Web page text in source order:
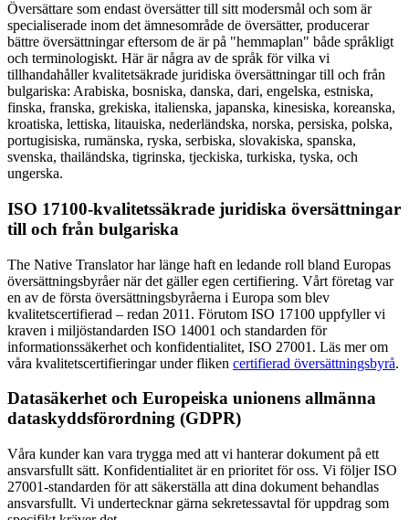
Översättare som endast översätter till sitt modersmål och som är
specialiserade inom det ämnesområde de översätter, producerar
bättre översättningar eftersom de är på "hemmaplan" både språkligt
och terminologiskt. Här är några av de språk för vilka vi
tillhandahåller kvalitetsäkrade juridiska översättningar till och från
bulgariska: Arabiska, bosniska, danska, dari, engelska, estniska,
finska, franska, grekiska, italienska, japanska, kinesiska, koreanska,
kroatiska, lettiska, litauiska, nederländska, norska, persiska, polska,
portugisiska, rumänska, ryska, serbiska, slovakiska, spanska,
svenska, thailändska, tigrinska, tjeckiska, turkiska, tyska, och
ungerska.
ISO 17100-kvalitetssäkrade juridiska översättningar
till och från bulgariska
The Native Translator har länge haft en ledande roll bland Europas
översättningsbyråer när det gäller egen certifiering. Vårt företag var
en av de första översättningsbyråerna i Europa som blev
kvalitetscertifierad – redan 2011. Förutom ISO 17100 uppfyller vi
kraven i miljöstandarden ISO 14001 och standarden för
informationssäkerhet och konfidentialitet, ISO 27001. Läs mer om
våra kvalitetscertifieringar under fliken certifierad översättningsbyrå.
Datasäkerhet och Europeiska unionens allmänna
dataskyddsförordning (GDPR)
Våra kunder kan vara trygga med att vi hanterar dokument på ett
ansvarsfullt sätt. Konfidentialitet är en prioritet för oss. Vi följer ISO
27001-standarden för att säkerställa att dina dokument behandlas
ansvarsfullt. Vi undertecknar gärna sekretessavtal för uppdrag som